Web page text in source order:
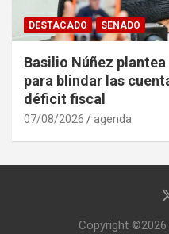
DESTACADO SENADO
Basilio Núñez
para blindar las
déficit fiscal
07/08/2026 agenda
Copyright ©2026